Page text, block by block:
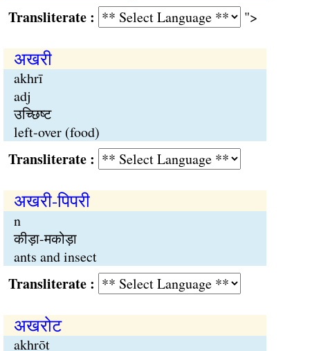
: ">
अखरी
akhrī
adj
उच्छिष्ट
left-over (food)
:
अखरी-पिपरी
n
कीड़ा-मकोड़ा
ants and insect
:
अखरोट
akhrōṭ